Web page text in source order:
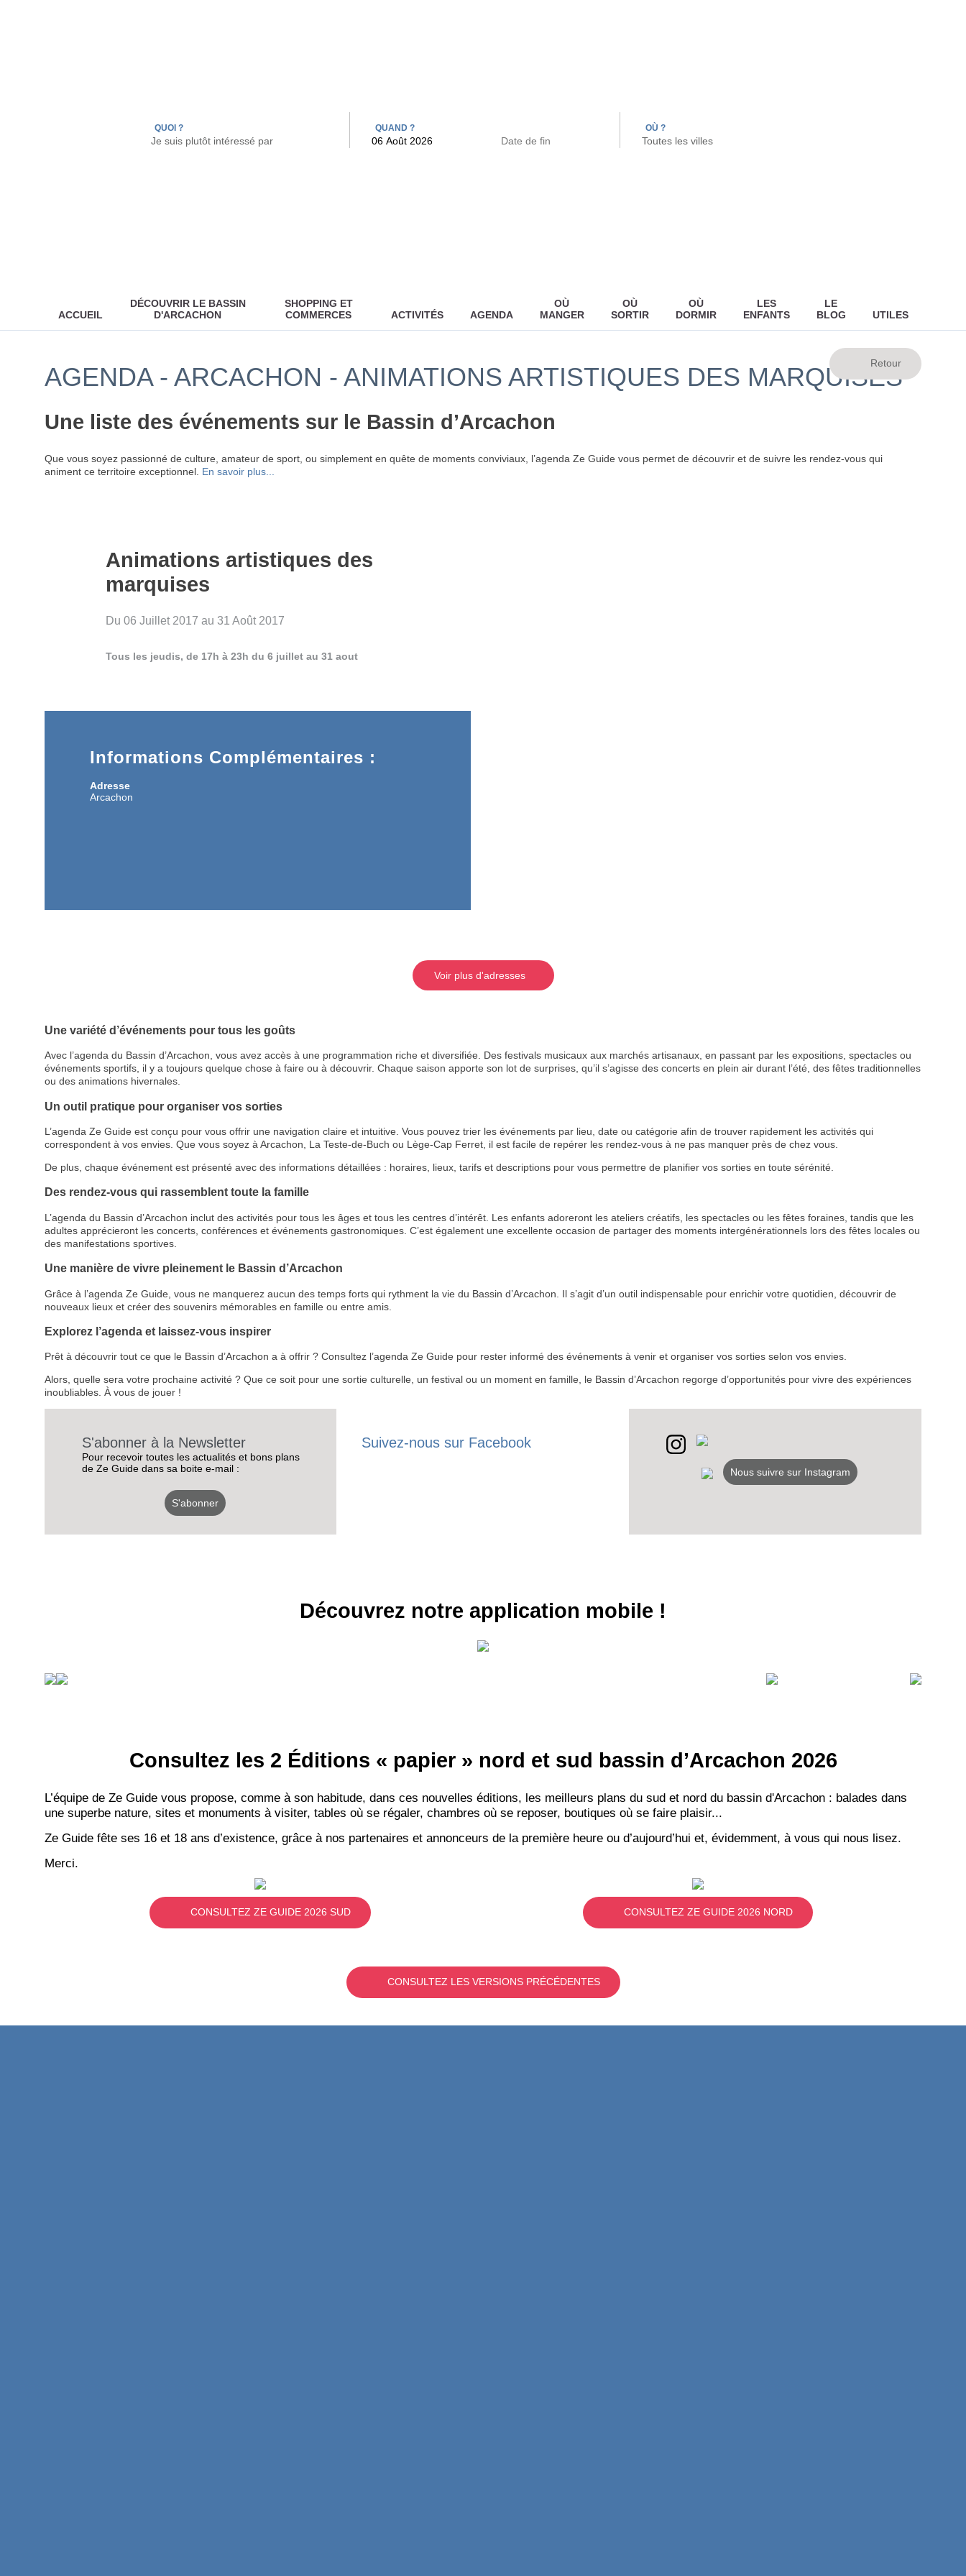
RECEVEZ
LES
S'ABONNER
QUOI ? QUAND ? OÙ ?
ACCUEIL
DÉCOUVRIR LE BASSIN
D'ARCACHON
SHOPPING ET
COMMERCES
ACTIVITÉS AGENDA
OÙ
MANGER
OÙ
SORTIR
OÙ
DORMIR
LES
ENFANTS
LE
BLOG
UTILES
AGENDA - ARCACHON - ANIMATIONS ARTISTIQUES DES MARQUISES
Une liste des événements sur le Bassin d’Arcachon
Que vous soyez passionné de culture, amateur de sport, ou simplement en quête de moments conviviaux, l’agenda Ze Guide vous permet de découvrir et de suivre les rendez-vous qui
animent ce territoire exceptionnel. En savoir plus...
Animations artistiques des
marquises
Du 06 Juillet 2017 au 31 Août 2017
Tous les jeudis, de 17h à 23h du 6 juillet au 31 aout
Informations Complémentaires :
Adresse
Arcachon
Voir plus d'adresses
Une variété d’événements pour tous les goûts
Avec l’agenda du Bassin d’Arcachon, vous avez accès à une programmation riche et diversifiée. Des festivals musicaux aux marchés artisanaux, en passant par les expositions, spectacles ou
événements sportifs, il y a toujours quelque chose à faire ou à découvrir. Chaque saison apporte son lot de surprises, qu’il s’agisse des concerts en plein air durant l’été, des fêtes traditionnelles
ou des animations hivernales.
Un outil pratique pour organiser vos sorties
L’agenda Ze Guide est conçu pour vous offrir une navigation claire et intuitive. Vous pouvez trier les événements par lieu, date ou catégorie afin de trouver rapidement les activités qui
correspondent à vos envies. Que vous soyez à Arcachon, La Teste-de-Buch ou Lège-Cap Ferret, il est facile de repérer les rendez-vous à ne pas manquer près de chez vous.
De plus, chaque événement est présenté avec des informations détaillées : horaires, lieux, tarifs et descriptions pour vous permettre de planifier vos sorties en toute sérénité.
Des rendez-vous qui rassemblent toute la famille
L’agenda du Bassin d’Arcachon inclut des activités pour tous les âges et tous les centres d’intérêt. Les enfants adoreront les ateliers créatifs, les spectacles ou les fêtes foraines, tandis que les
adultes apprécieront les concerts, conférences et événements gastronomiques. C’est également une excellente occasion de partager des moments intergénérationnels lors des fêtes locales ou
des manifestations sportives.
Une manière de vivre pleinement le Bassin d’Arcachon
Grâce à l’agenda Ze Guide, vous ne manquerez aucun des temps forts qui rythment la vie du Bassin d’Arcachon. Il s’agit d’un outil indispensable pour enrichir votre quotidien, découvrir de
nouveaux lieux et créer des souvenirs mémorables en famille ou entre amis.
Explorez l’agenda et laissez-vous inspirer
Prêt à découvrir tout ce que le Bassin d’Arcachon a à offrir ? Consultez l’agenda Ze Guide pour rester informé des événements à venir et organiser vos sorties selon vos envies.
Alors, quelle sera votre prochaine activité ? Que ce soit pour une sortie culturelle, un festival ou un moment en famille, le Bassin d’Arcachon regorge d’opportunités pour vivre des expériences
inoubliables. À vous de jouer !
S'abonner à la Newsletter
Pour recevoir toutes les actualités et bons plans
de Ze Guide dans sa boite e-mail :
S'abonner
Suivez-nous sur Facebook
Nous suivre sur Instagram
Découvrez notre application mobile !
Consultez les 2 Éditions « papier » nord et sud bassin d’Arcachon 2026
L’équipe de Ze Guide vous propose, comme à son habitude, dans ces nouvelles éditions, les meilleurs plans du sud et nord du bassin d'Arcachon : balades dans
une superbe nature, sites et monuments à visiter, tables où se régaler, chambres où se reposer, boutiques où se faire plaisir...
Ze Guide fête ses 16 et 18 ans d’existence, grâce à nos partenaires et annonceurs de la première heure ou d’aujourd’hui et, évidemment, à vous qui nous lisez.
Merci.
CONSULTEZ ZE GUIDE 2026 SUD CONSULTEZ ZE GUIDE 2026 NORD
CONSULTEZ LES VERSIONS PRÉCÉDENTES